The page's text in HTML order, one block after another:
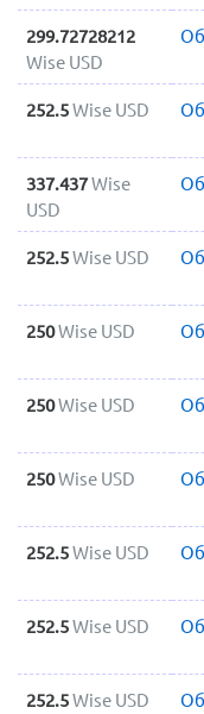
299.72728212
Wise USD
252.5Wise USD
337.437Wise
USD
252.5Wise USD
250Wise USD
250Wise USD
250Wise USD
252.5Wise USD
252.5Wise USD
252.5Wise USD